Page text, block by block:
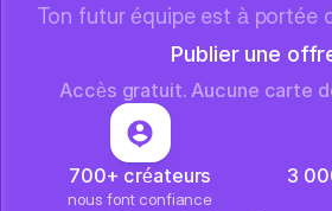
Ton futur équipe est à portée
Publier une
Accès gratuit. Aucune carte
700+ créateurs
nous font confiance
3